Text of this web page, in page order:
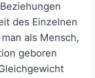
des Einzelnen
als Mensch,
geboren